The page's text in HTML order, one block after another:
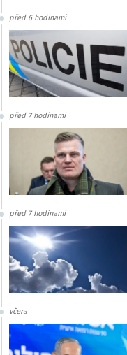
před 6 hodinami
před 7 hodinami
před 7 hodinami
včera